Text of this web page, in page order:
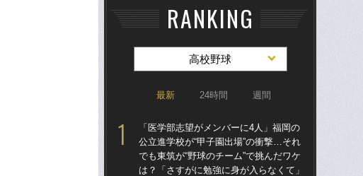
RANKING
高校野球
最新 24時間 週間
「医学部志望がメンバーに4人」福岡の
公立進学校が“甲子園出場”の衝撃…それ
でも東筑が“野球のチーム”で挑んだワケ
は？「さすがに勉強に身が入らなくて」